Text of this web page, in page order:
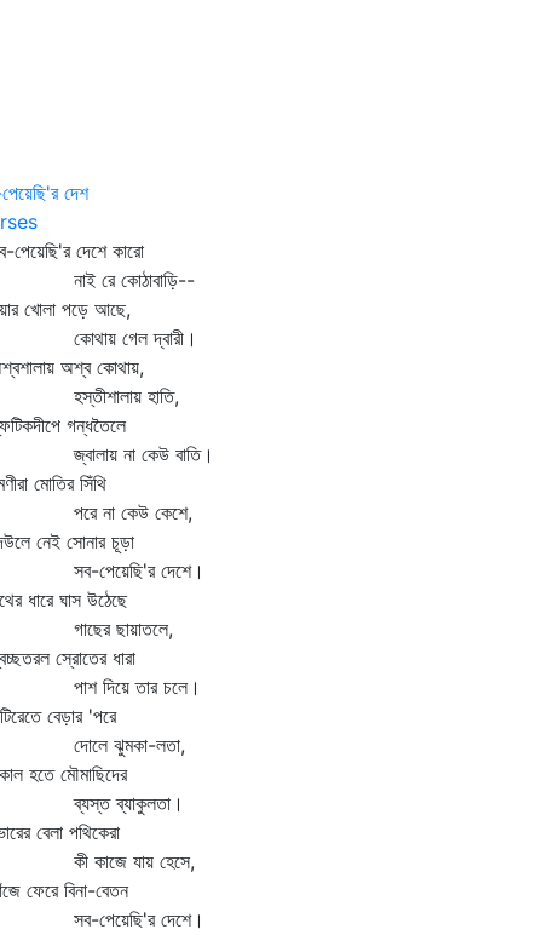
দেশ
পেয়েছি'র দেশে কারো
রে কোঠাবাড়ি--
খোলা পড়ে আছে,
গেল দ্বারী।
অশ্ব কোথায়,
হাতি,
গন্ধতৈলে
না কেউ বাতি।
মোতির সিঁথি
না কেউ কেশে,
নেই সোনার চূড়া
পেয়েছি'র দেশে।
ধারে ঘাস উঠেছে
ছায়াতলে,
স্রোতের ধারা
দিয়ে তার চলে।
বেড়ার 'পরে
ঝুমকা-লতা,
হতে মৌমাছিদের
ব্যাকুলতা।
বেলা পথিকেরা
কাজে যায় হেসে,
ফেরে বিনা-বেতন
পেয়েছি'র দেশে।